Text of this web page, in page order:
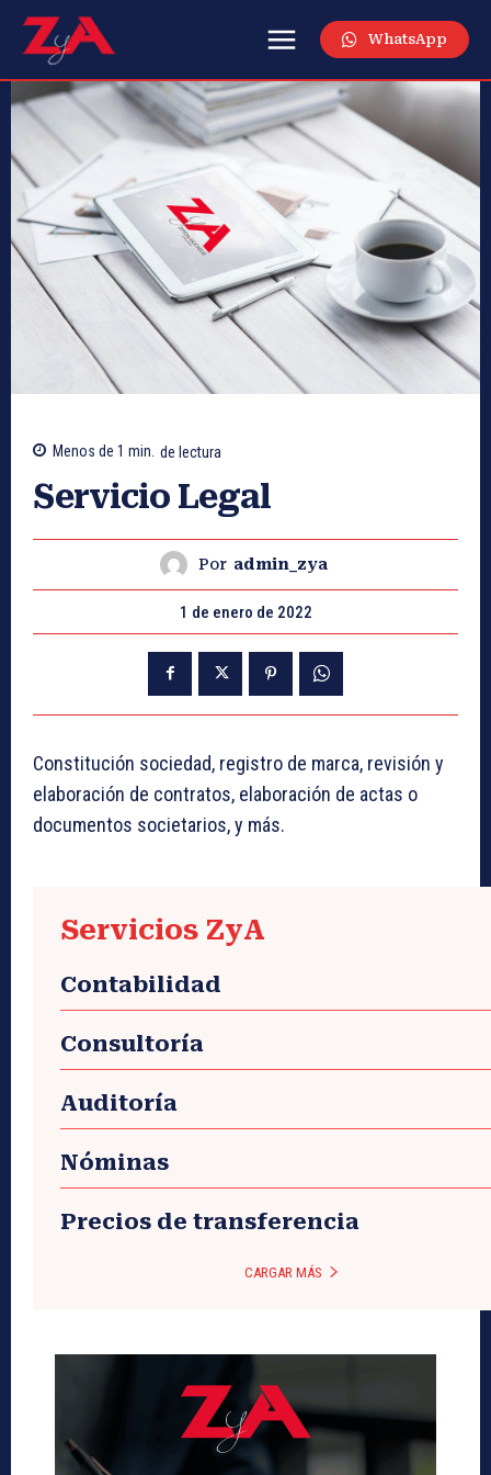
WhatsApp
Menos de 1 min. de lectura
Servicio Legal
Por admin_zya
1 de enero de 2022
Constitución sociedad, registro de marca, revisión y
elaboración de contratos, elaboración de actas o
documentos societarios, y más.
Servicios ZyA
Contabilidad
Consultoría
Auditoría
Nóminas
Precios de transferencia
CARGAR MÁS